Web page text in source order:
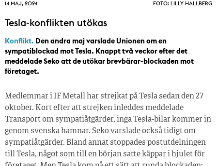
14 MAJ, 2024 FOTO: LILLY HALLBERG
Tesla-konflikten utökas
Konflikt. Den andra maj varslade Unionen om en
sympatiblockad mot Tesla. Knappt två veckor efter det
meddelade Seko att de utökar brevbärar-blockaden mot
företaget.
Medlemmar i IF Metall har strejkat på Tesla sedan den 27
oktober. Kort efter att strejken inleddes meddelade
Transport om sympatiåtgärder, inga Tesla-bilar kommer in
genom svenska hamnar. Seko varslade också tidigt om
sympatiåtgärder. Bland annat stoppades postutdelningen
till Tesla, något som till en början satte käppar i hjulet för